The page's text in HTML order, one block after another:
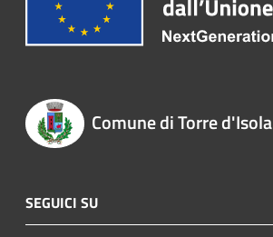
Comune di Torre d'Isola
SEGUICI SU